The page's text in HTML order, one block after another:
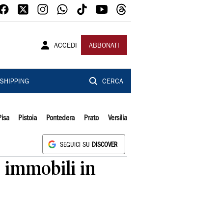
ACCEDI ABBONATI
SHIPPING CERCA
Pistoia Pontedera Prato Versilia
SEGUICI SU DISCOVER
immobili in